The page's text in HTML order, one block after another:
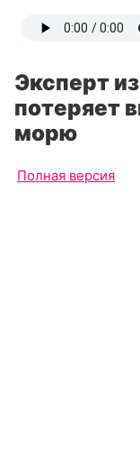
Эксперт
потеряет
морю
Полная версия